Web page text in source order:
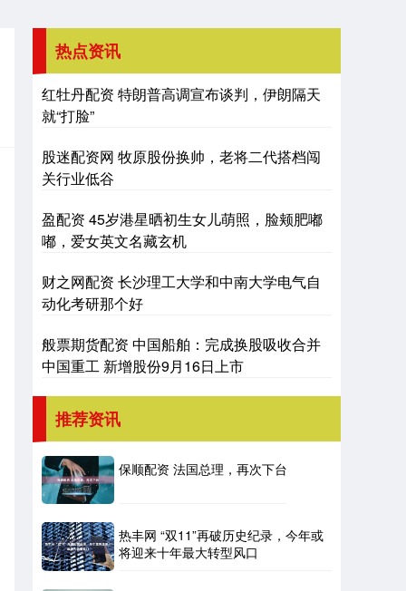
热点资讯
红牡丹配资 特朗普高调宣布谈判，伊朗隔天
就“打脸”
股迷配资网 牧原股份换帅，老将二代搭档闯
关行业低谷
盈配资 45岁港星晒初生女儿萌照，脸颊肥嘟
嘟，爱女英文名藏玄机
财之网配资 长沙理工大学和中南大学电气自
动化考研那个好
般票期货配资 中国船舶：完成换股吸收合并
中国重工 新增股份9月16日上市
推荐资讯
保顺配资 法国总理，再次下台
热丰网 “双11”再破历史纪录，今年或
将迎来十年最大转型风口